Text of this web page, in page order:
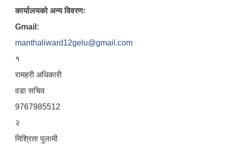
कार्यालयको अन्य विवरणः
Gmail:
manthaliward12gelu@gmail.com
१
रामहरी अधिकारी
वडा सचिव
9767985512
२
मिश्रिता पुलामी